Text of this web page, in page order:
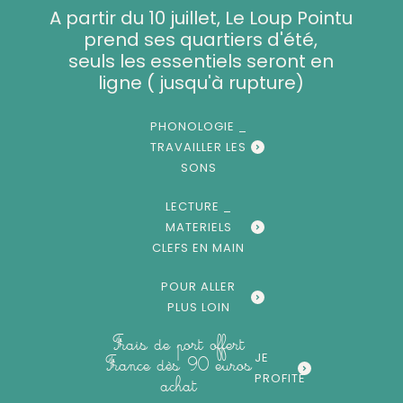
A partir du 10 juillet, Le Loup Pointu
prend ses quartiers d'été,
seuls les essentiels seront en
ligne ( jusqu'à rupture)
PHONOLOGIE _
TRAVAILLER LES
SONS
LECTURE _
MATERIELS
CLEFS EN MAIN
POUR ALLER
PLUS LOIN
Frais de port offert
France dès 90 euros
achat
JE
PROFITE